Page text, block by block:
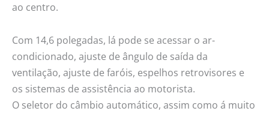
ao centro.
Com 14,6 polegadas, lá pode se acessar o ar-
condicionado, ajuste de ângulo de saída da
ventilação, ajuste de faróis, espelhos retrovisores e
os sistemas de assistência ao motorista.
O seletor do câmbio automático, assim como á muito